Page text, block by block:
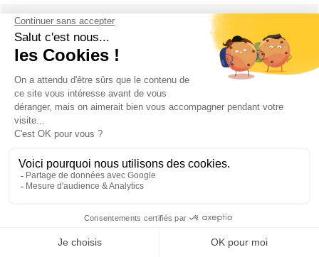
CONTENU
Table réservée dans un restaurant sexy
Show inspiré de l'univers de Magic Mike avec des
Dîner 3 plats
1 carafe de vin/sangria ou 3 bières par personne
Le dîner est à 20h
Le restaurant ferme à 00h
Mon EVJF à Porto